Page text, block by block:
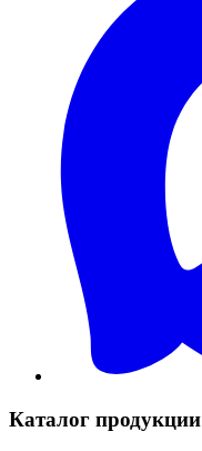
Каталог продукции